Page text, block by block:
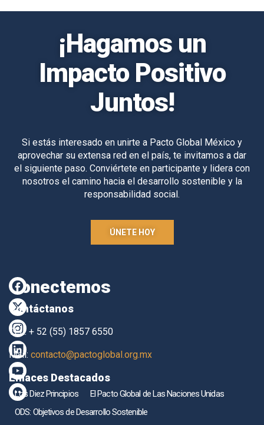
¡Hagamos un
Impacto Positivo
Juntos!
Si estás interesado en unirte a Pacto Global México y
aprovechar su extensa red en el país, te invitamos a dar
el siguiente paso. Conviértete en participante y lidera con
nosotros el camino hacia el desarrollo sostenible y la
responsabilidad social.
ÚNETE HOY
Conectemos
Contáctanos
TEL. + 52 (55) 1857 6550
Mail: contacto@pactoglobal.org.mx
Enlaces Destacados
Los Diez Principios
El Pacto Global de Las Naciones Unidas
ODS: Objetivos de Desarrollo Sostenible